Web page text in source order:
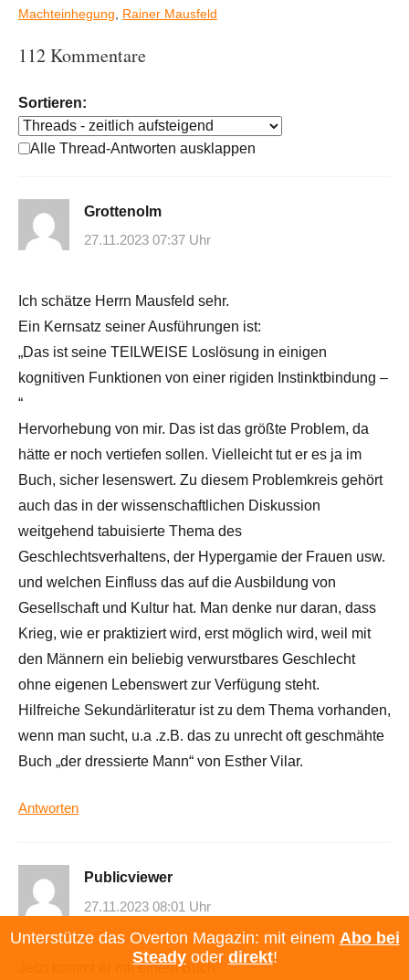
Machteinhegung
Rainer Mausfeld
112 Kommentare
Sortieren:
Alle Thread-Antworten ausklappen
Grottenolm
27.11.2023 07:37 Uhr
Ich schätze Herrn Mausfeld sehr.
Ein Kernsatz seiner Ausführungen ist:
„Das ist seine TEILWEISE Loslösung in einigen
kognitiven Funktionen von einer rigiden Instinktbindung –
“
Hervorhebung von mir. Das ist das größte Problem, da
hätte er noch vertiefen sollen. Vielleicht tut er es ja im
Buch, sicher lesenswert. Zu diesem Problemkreis gehört
auch das in der wissenschaftlichen Diskussion
weitgehend tabuisierte Thema des
Geschlechtsverhaltens, der Hypergamie der Frauen usw.
und welchen Einfluss das auf die Ausbildung von
Gesellschaft und Kultur hat. Man denke nur daran, dass
Krieg, wie er praktiziert wird, erst möglich wird, weil mit
den Männern ein beliebig verwurstbares Geschlecht
ohne eigenen Lebenswert zur Verfügung steht.
Hilfreiche Sekundärliteratur ist zu dem Thema vorhanden,
wenn man sucht, u.a .z.B. das zu unrecht oft geschmähte
Buch „der dressierte Mann“ von Esther Vilar.
Antworten
Publicviewer
27.11.2023 08:01 Uhr
Jetzt kommt er mit einem Buch.
Unterstütze das Overton Magazin: mit einem Abo bei
Steadyoder direkt!